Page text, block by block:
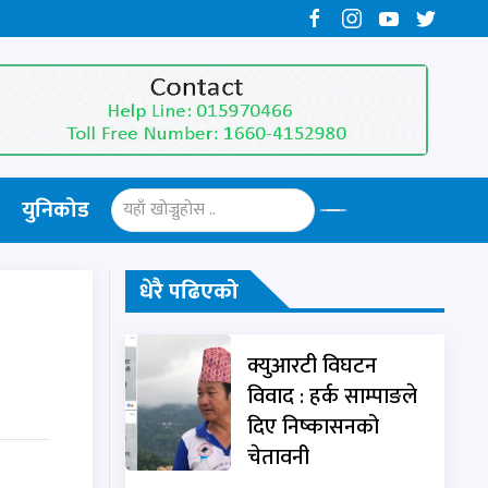
युनिकोड
धेरै पढिएको
क्युआरटी विघटन
विवाद : हर्क साम्पाङले
दिए निष्कासनको
चेतावनी